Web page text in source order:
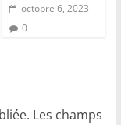
octobre 6, 2023
0
Les champs